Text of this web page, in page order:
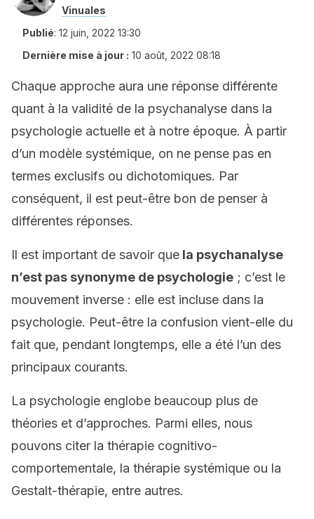
Vinuales
Publié: 12 juin, 2022 13:30
Dernière mise à jour : 10 août, 2022 08:18
Chaque approche aura une réponse différente
quant à la validité de la psychanalyse dans la
psychologie actuelle et à notre époque. À partir
d’un modèle systémique, on ne pense pas en
termes exclusifs ou dichotomiques. Par
conséquent, il est peut-être bon de penser à
différentes réponses.
Il est important de savoir que la psychanalyse
n’est pas synonyme de psychologie ; c’est le
mouvement inverse : elle est incluse dans la
psychologie. Peut-être la confusion vient-elle du
fait que, pendant longtemps, elle a été l’un des
principaux courants.
La psychologie englobe beaucoup plus de
théories et d’approches. Parmi elles, nous
pouvons citer la thérapie cognitivo-
comportementale, la thérapie systémique ou la
Gestalt-thérapie, entre autres.